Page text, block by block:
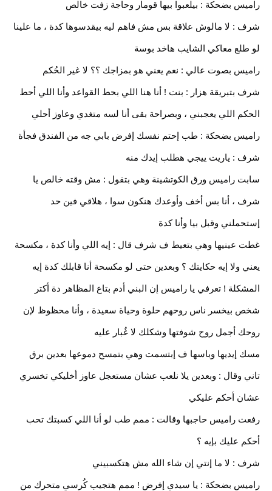
راميس بضحكة : بيلعبوا بيها قومار وحاجة زفت خالص
شرف : لا مالوش علاقة بس مش فاهم ليه بيقدسوها كدة ، ما علينا
لو طلع معاكي الشايب هاخد بوسة
راميس بصوت عالي : نعم يعني هو بمزاجك ؟؟ لا غير الحُكم
شرف بتبريقة هزار : بنت ! أنا هنا اللي بحط القواعد وأنا اللي أحط
الحكم اللي يعجبني ، وبصراحة بقى أنا لسه متغدي وعاوز أحلي
راميس بضحكة : طب إحتم نفسك إفرض بابي جه من الفندق فجأة
شرف : ياريت ييجي هطلب إيدك منه
سابت راميس ورق الكوتشينة وهي بتقول : مش وقته خالص يا
شرف ، أنا بس أخف وأوعدك هنكون سوا ، هلاقي فين حد
إستحملني وقبل بيا وأنا كدة
غطت عينيها وهي بتعيط ف شرف قال : إيه اللي وأنا كدة ، مكسحة
يعني ولا إيه حكايتك ؟ وبعدين حتى لو مكسحة أنا قابلك كدة إيه
المشكلة ! تعرفي يا راميس إن البني أدم بتاع المظاهر دة أكتر
شخص بيخسر ناس روحهم حلوة وحياة سعيدة ، وأنا محظوظ لإن
روحك أجمل روح شوفتها وشكلك لا غُبار عليه
مسك إيديها وباسها ف إبتسمت وهي بتمسح دموعها بعدين برق
تاني وقال : وبعدين يلا نلعب عشان مستعجل عاوز أخليكي تخسري
عشان أحكم عليكي
رفعت راميس حاجبها وقالت : ممم طب لو أنا اللي كسبتك تحب
أحكم عليك بإيه ؟
شرف : لا ما إنتي إن شاء الله مش هتكسبيني
راميس بضحكة : يا سيدي إفرض ! ممم هتجيب كُرسي متحرك من